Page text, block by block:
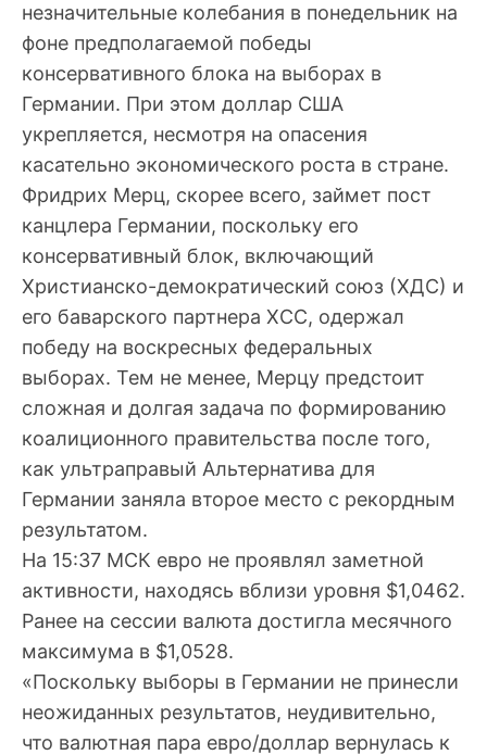
незначительные колебания в понедельник на
фоне предполагаемой победы
консервативного блока на выборах в
Германии. При этом доллар США
укрепляется, несмотря на опасения
касательно экономического роста в стране.
Фридрих Мерц, скорее всего, займет пост
канцлера Германии, поскольку его
консервативный блок, включающий
Христианско-демократический союз (ХДС) и
его баварского партнера ХСС, одержал
победу на воскресных федеральных
выборах. Тем не менее, Мерцу предстоит
сложная и долгая задача по формированию
коалиционного правительства после того,
как ультраправый Альтернатива для
Германии заняла второе место с рекордным
результатом.
На 15:37 МСК евро не проявлял заметной
активности, находясь вблизи уровня $1,0462.
Ранее на сессии валюта достигла месячного
максимума в $1,0528.
«Поскольку выборы в Германии не принесли
неожиданных результатов, неудивительно,
что валютная пара евро/доллар вернулась к